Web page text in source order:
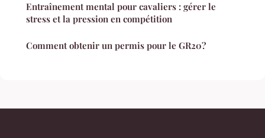
Entraînement mental pour cavaliers : gérer le
stress et la pression en compétition
Comment obtenir un permis pour le GR20?